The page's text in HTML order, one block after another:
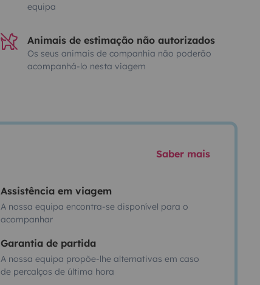
equipa
Animais de estimação não autorizados
Os seus animais de companhia não poderão
acompanhá-lo nesta viagem
Saber mais
Assistência em viagem
A nossa equipa encontra-se disponível para o
acompanhar
Garantia de partida
A nossa equipa propõe-lhe alternativas em caso
de percalços de última hora